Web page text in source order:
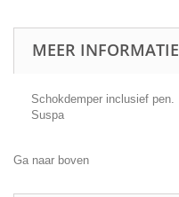
MEER INFORMATIE
Schokdemper inclusief pen.
Suspa
Ga naar boven